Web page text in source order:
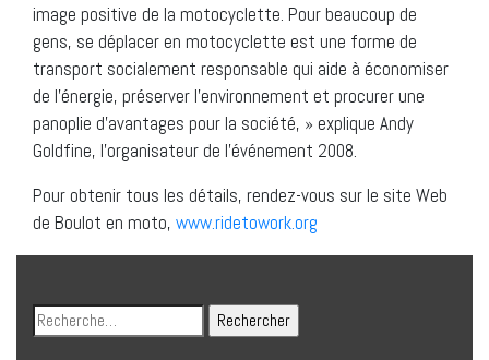
image positive de la motocyclette. Pour beaucoup de
gens, se déplacer en motocyclette est une forme de
transport socialement responsable qui aide à économiser
de l’énergie, préserver l’environnement et procurer une
panoplie d’avantages pour la société, » explique Andy
Goldfine, l’organisateur de l’événement 2008.
Pour obtenir tous les détails, rendez-vous sur le site Web
de Boulot en moto, www.ridetowork.org